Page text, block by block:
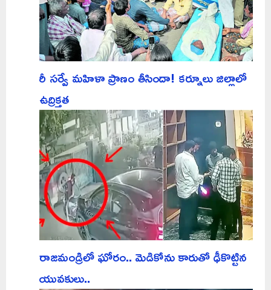
రీ సర్వే మహిళా ప్రాణం తీసిందా! కర్నూలు జిల్లాలో
ఉద్రిక్తత
రాజమండ్రిలో ఘోరం.. మెడికోను కారుతో ఢీకొట్టిన
యువకులు..